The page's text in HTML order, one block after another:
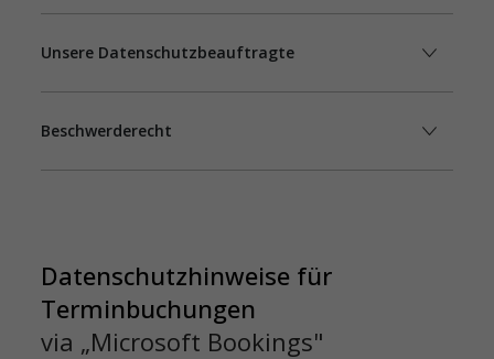
Unsere Datenschutzbeauftragte
Beschwerderecht
Datenschutzhinweise für
Terminbuchungen
via „Microsoft Bookings"